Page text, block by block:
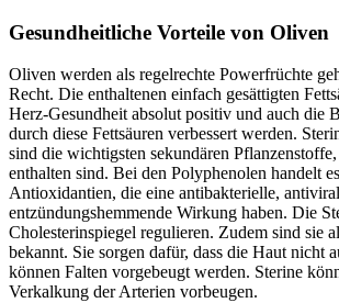
Gesundheitliche Vorteile von Oliven
Oliven werden als regelrechte Powerfrüchte
Recht. Die enthaltenen einfach gesättigten
Herz-Gesundheit absolut positiv und auch die
durch diese Fettsäuren verbessert werden.
sind die wichtigsten sekundären
enthalten sind. Bei den Polyphenolen handelt
Antioxidantien, die eine antibakterielle,
entzündungshemmende Wirkung haben. Die
Cholesterinspiegel regulieren. Zudem sind sie
bekannt. Sie sorgen dafür, dass die Haut nicht
können Falten vorgebeugt werden. Sterine
Verkalkung der Arterien vorbeugen.